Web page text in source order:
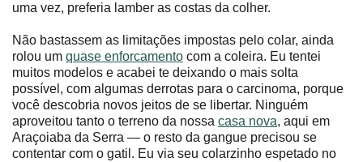
uma vez, preferia lamber as costas da colher.
Não bastassem as limitações impostas pelo colar, ainda
rolou um quase enforcamento com a coleira. Eu tentei
muitos modelos e acabei te deixando o mais solta
possível, com algumas derrotas para o carcinoma, porque
você descobria novos jeitos de se libertar. Ninguém
aproveitou tanto o terreno da nossa casa nova, aqui em
Araçoiaba da Serra — o resto da gangue precisou se
contentar com o gatil. Eu via seu colarzinho espetado no